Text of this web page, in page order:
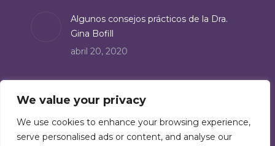
We value your privacy
We use cookies to enhance your browsing experience,
serve personalised ads or content, and analyse our
Algunos consejos prácticos de la Dra.
Gina Bofill
abril 20, 2020
Suscríbete